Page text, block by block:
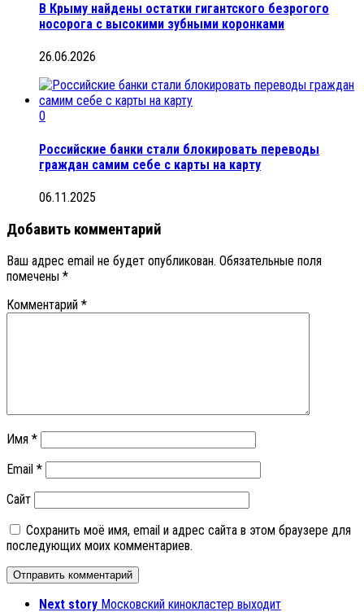
В Крыму найдены остатки гигантского безрогого
носорога с высокими зубными коронками
26.06.2026
0
Российские банки стали блокировать переводы
граждан самим себе с карты на карту
06.11.2025
Добавить комментарий
Ваш адрес email не будет опубликован. Обязательные поля
помечены *
Комментарий *
Имя *
Email *
Сайт
Сохранить моё имя, email и адрес сайта в этом браузере для
последующих моих комментариев.
Next story Московский кинокластер выходит